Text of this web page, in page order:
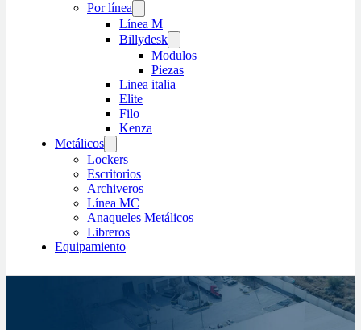
Por línea
Línea M
Billydesk
Modulos
Piezas
Linea italia
Elite
Filo
Kenza
Metálicos
Lockers
Escritorios
Archiveros
Línea MC
Anaqueles Metálicos
Libreros
Equipamiento